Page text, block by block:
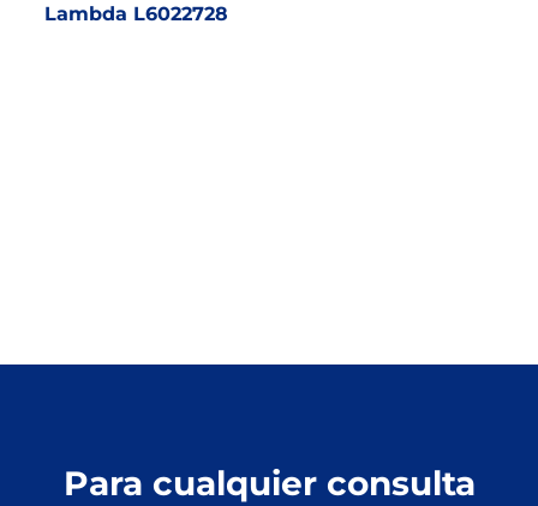
Lambda L6022728
Para cualquier consulta